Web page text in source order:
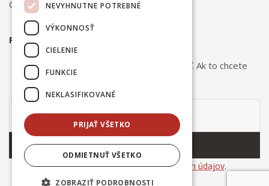
Ochrana osobných údajov
PRIHLÁSTE SA NA ODBER NOVINIEK
Odber noviniek môžete kedykoľvek zrušiť. Ak to chcete
ODOBERAŤ
Súhlasím sospracovaním osobných údajov.
NEVYHNUTNE POTREBNÉ
VÝKONNOSŤ
CIELENIE
FUNKCIE
NEKLASIFIKOVANÉ
PRIJAŤ VŠETKO
ODMIETNUŤ VŠETKO
ZOBRAZIŤ PODROBNOSTI